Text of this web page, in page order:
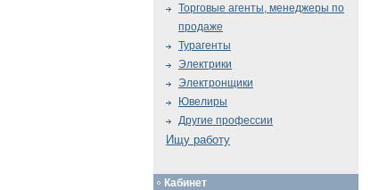
Торговые агенты, менеджеры по
продаже
Турагенты
Электрики
Электронщики
Ювелиры
Другие профессии
Ищу работу
Кабинет